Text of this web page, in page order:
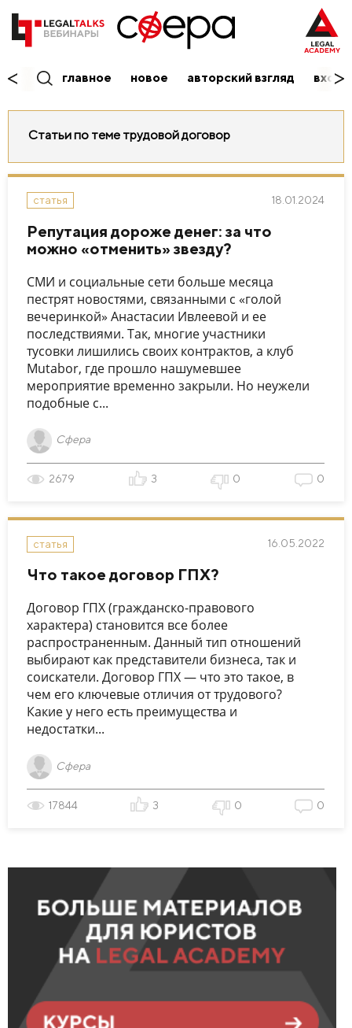
главное новое авторский взгляд вход/
Статьи по теме трудовой договор
статья 18.01.2024
Репутация дороже денег: за что
можно «отменить» звезду?
СМИ и социальные сети больше месяца
пестрят новостями, связанными с «голой
вечеринкой» Анастасии Ивлеевой и ее
последствиями. Так, многие участники
тусовки лишились своих контрактов, а клуб
Mutabor, где прошло нашумевшее
мероприятие временно закрыли. Но неужели
подобные с...
Сфера
2679 3 0 0
статья 16.05.2022
Что такое договор ГПХ?
Договор ГПХ (гражданско-правового
характера) становится все более
распространенным. Данный тип отношений
выбирают как представители бизнеса, так и
соискатели. Договор ГПХ — что это такое, в
чем его ключевые отличия от трудового?
Какие у него есть преимущества и
недостатки...
Сфера
17844 3 0 0